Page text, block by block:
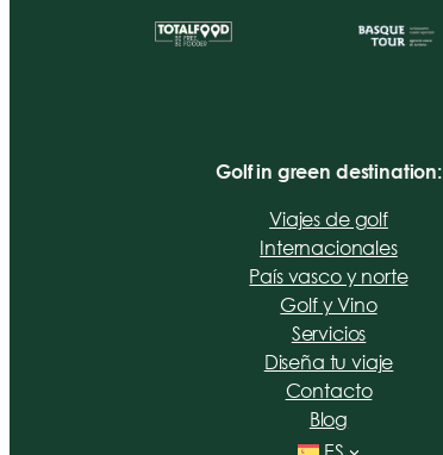
Golf in green destination:
Viajes de golf
Internacionales
País vasco y norte
Golf y Vino
Servicios
Diseña tu viaje
Contacto
Blog